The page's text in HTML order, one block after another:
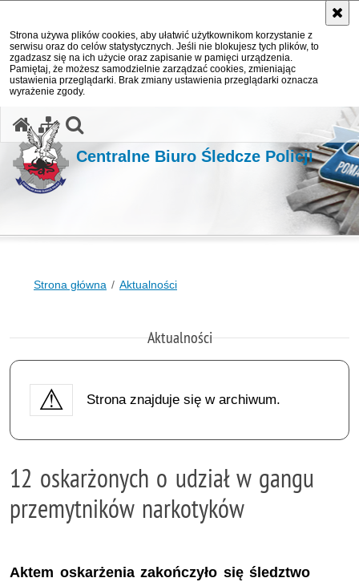
Strona używa plików cookies, aby ułatwić użytkownikom korzystanie z
serwisu oraz do celów statystycznych. Jeśli nie blokujesz tych plików, to
zgadzasz się na ich użycie oraz zapisanie w pamięci urządzenia.
Pamiętaj, że możesz samodzielnie zarządzać cookies, zmieniając
ustawienia przeglądarki. Brak zmiany ustawienia przeglądarki oznacza
wyrażenie zgody.
Centralne Biuro Śledcze Policji
Strona główna Aktualności
Aktualności
Strona znajduje się w archiwum.
12 oskarżonych o udział w gangu
przemytników narkotyków
Aktem oskarżenia zakończyło się śledztwo